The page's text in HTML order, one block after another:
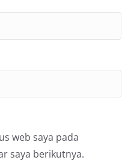
web saya pada
saya berikutnya.